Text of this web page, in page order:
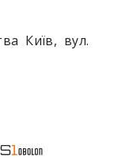
Київ, вул.